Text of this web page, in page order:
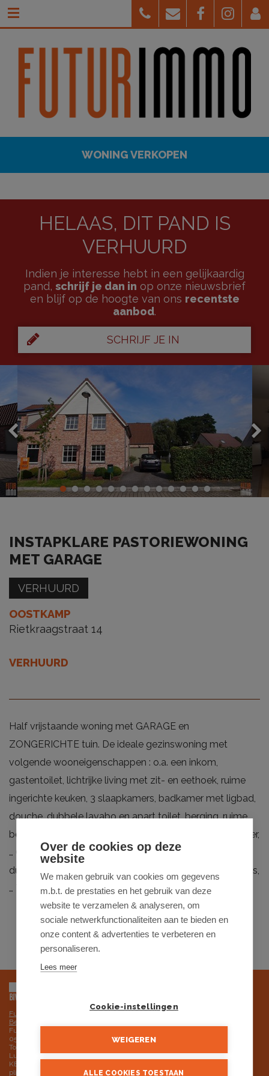
WONING VERKOPEN
HELAAS, DIT PAND IS
VERHUURD
Indien je interesse hebt in een gelijkaardig
pand, schrijf je dan in op onze nieuwsbrief
en blijf op de hoogte van ons recentste
aanbod.
SCHRIJF JE IN
INSTAPKLARE PASTORIEWONING
MET GARAGE
VERHUURD
OOSTKAMP
Rietkraagstraat 14
VERHUURD
Half vrijstaande woning met GARAGE en
ZONGERICHTE tuin. De ideale gezinswoning met
volgende wooneigenschappen : o.a. een inkom,
gastentoilet, lichtrijke living met zit- en eethoek, ruime
ingerichte keuken, 3 slaapkamers, badkamer met ligbad,
douche, dubbele lavabo en apart toilet, berging, ruime
bergzolder. Tuin met terras uitgevend op een grote vijver,
… CV op aardgas (nieuwe hoogrendementsketel),
dubbele beglazing, geïsoleerd dak, aparte parkeerplaats,
… Tot. opp. 583 m². Een EXCELLENT aanbod !!!
Futurimmo BV is onderworpen aan de deontologische code van het BIV,
Beroepsinstituut van Vastgoedmakelaars
Futurimmo BV: ondernemingsnummer 0525.725.251 - BTW BE
0525.725.251 RPR Gent, afdeling Brugge
Toezichthoudende autoriteit: Beroepsinstituut van Vastgoedmakelaars,
Luxemburgstraat 16B, 1000 Brussel - 02 505 38 50 - info@biv.be
KB van 30 december 2018 tot goedkeuring van het reglement van
plichtenleer van het BIV
Over de cookies op deze
website
We maken gebruik van cookies om gegevens
m.b.t. de prestaties en het gebruik van deze
website te verzamelen & analyseren, om
sociale netwerkfunctionaliteiten aan te bieden en
onze content & advertenties te verbeteren en
personaliseren.
Lees meer
Cookie-instellingen
WEIGEREN
ALLE COOKIES TOESTAAN